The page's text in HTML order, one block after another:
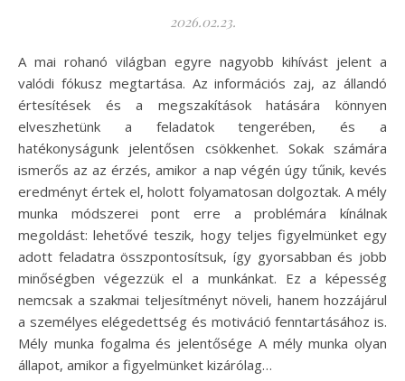
2026.02.23.
A mai rohanó világban egyre nagyobb kihívást jelent a
valódi fókusz megtartása. Az információs zaj, az állandó
értesítések és a megszakítások hatására könnyen
elveszhetünk a feladatok tengerében, és a
hatékonyságunk jelentősen csökkenhet. Sokak számára
ismerős az az érzés, amikor a nap végén úgy tűnik, kevés
eredményt értek el, holott folyamatosan dolgoztak. A mély
munka módszerei pont erre a problémára kínálnak
megoldást: lehetővé teszik, hogy teljes figyelmünket egy
adott feladatra összpontosítsuk, így gyorsabban és jobb
minőségben végezzük el a munkánkat. Ez a képesség
nemcsak a szakmai teljesítményt növeli, hanem hozzájárul
a személyes elégedettség és motiváció fenntartásához is.
Mély munka fogalma és jelentősége A mély munka olyan
állapot, amikor a figyelmünket kizárólag…